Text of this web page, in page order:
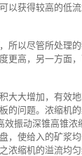
获得较高的低流
以尽管所处理
高，另一方面，
大增加，有效
问题。浓缩机
振动深锥高锥
使给入的矿浆
缩机的溢流均